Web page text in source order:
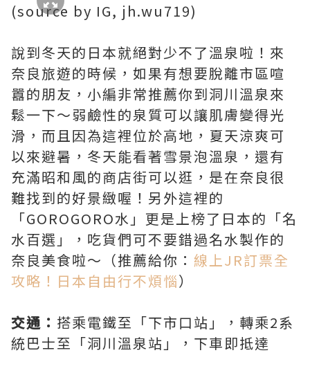
(source by IG, jh.wu719)
說到冬天的日本就絕對少不了溫泉啦！來
奈良旅遊的時候，如果有想要脫離市區喧
囂的朋友，小編非常推薦你到洞川溫泉來
鬆一下～弱鹼性的泉質可以讓肌膚變得光
滑，而且因為這裡位於高地，夏天涼爽可
以來避暑，冬天能看著雪景泡溫泉，還有
充滿昭和風的商店街可以逛，是在奈良很
難找到的好景緻喔！另外這裡的
「GOROGORO水」更是上榜了日本的「名
水百選」，吃貨們可不要錯過名水製作的
奈良美食啦～（推薦給你： 線上JR訂票全
攻略！日本自由行不煩惱）
交通： 搭乘電鐵至「下市口站」，轉乘2系
統巴士至「洞川溫泉站」，下車即抵達